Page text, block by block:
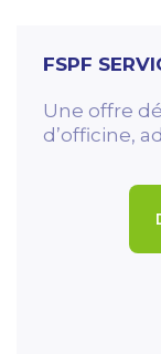
FSPF
Une offre
d’officine,